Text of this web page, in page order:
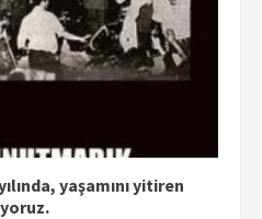
yaşamını yitiren